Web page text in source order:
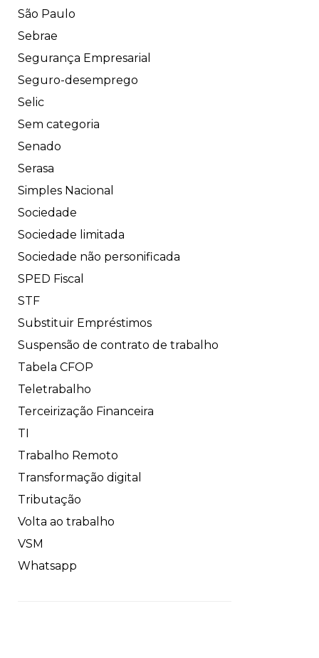
São Paulo
Sebrae
Segurança Empresarial
Seguro-desemprego
Selic
Sem categoria
Senado
Serasa
Simples Nacional
Sociedade
Sociedade limitada
Sociedade não personificada
SPED Fiscal
STF
Substituir Empréstimos
Suspensão de contrato de trabalho
Tabela CFOP
Teletrabalho
Terceirização Financeira
TI
Trabalho Remoto
Transformação digital
Tributação
Volta ao trabalho
VSM
Whatsapp